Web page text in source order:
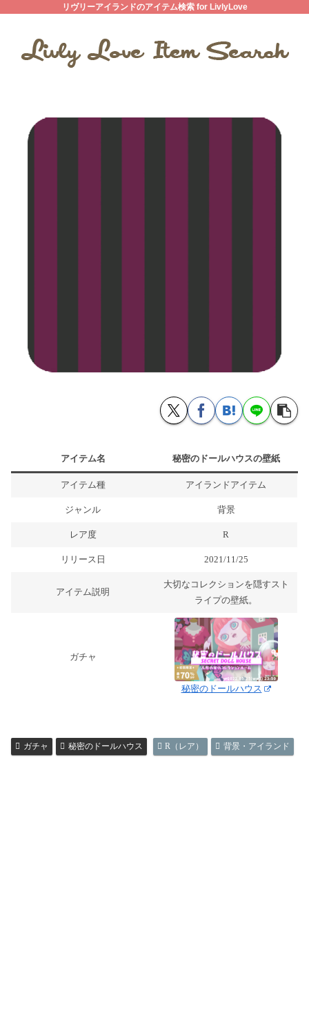
リヴリーアイランドのアイテム検索 for LivlyLove
アイテム名 秘密のドールハウスの壁紙
アイテム種 アイランドアイテム
ジャンル 背景
レア度 R
リリース日 2021/11/25
アイテム説明
大切なコレクションを隠すスト
ライプの壁紙。
ガチャ
秘密のドールハウス
ガチャ 秘密のドールハウス R（レア） 背景・アイランド